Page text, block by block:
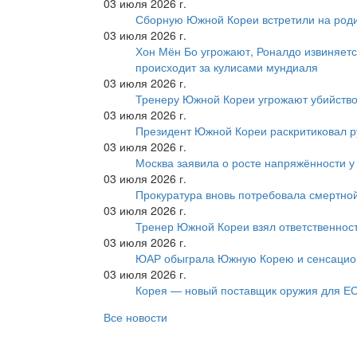
03 июля 2026 г.
Сборную Южной Кореи встретили на
03 июля 2026 г.
Хон Мён Бо угрожают, Роналдо
происходит за кулисами мундиаля
03 июля 2026 г.
Тренеру Южной Кореи угрожают
03 июля 2026 г.
Президент Южной Кореи раскритиковал
03 июля 2026 г.
Москва заявила о росте
03 июля 2026 г.
Прокуратура вновь потребовала
03 июля 2026 г.
Тренер Южной Кореи взял
03 июля 2026 г.
ЮАР обыграла Южную Корею и
03 июля 2026 г.
Корея — новый поставщик оружия для
Все новости